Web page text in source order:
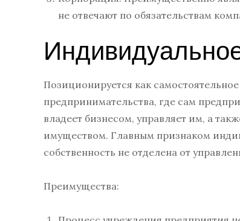
не отвечают по обязательствам
Позиционируется как
предпринимательства, где сам
владеет бизнесом, управляет им, а
имуществом. Главным признаком
собственность не отделена от
Преимущества: